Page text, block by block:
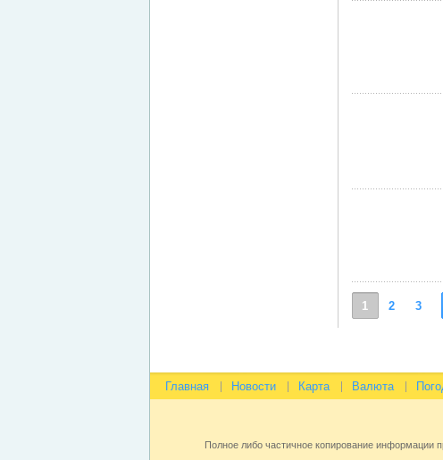
1 2 3
Главная Новости Карта Валюта
Полное либо частичное копирование